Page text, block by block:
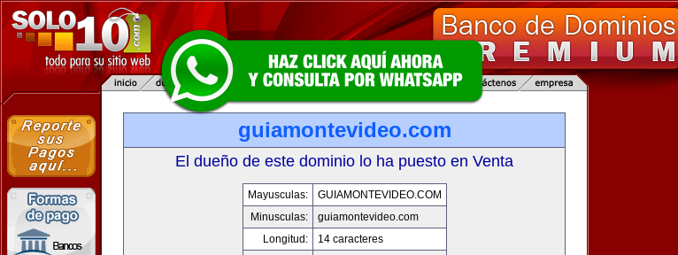
guiamontevideo.com
El dueño de este dominio lo ha puesto en Venta
Mayusculas:
GUIAMONTEVIDEO.COM
Minusculas:
guiamontevideo.com
Longitud:
14 caracteres